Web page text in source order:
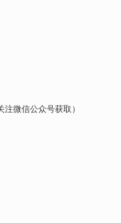
微信公众号获取）